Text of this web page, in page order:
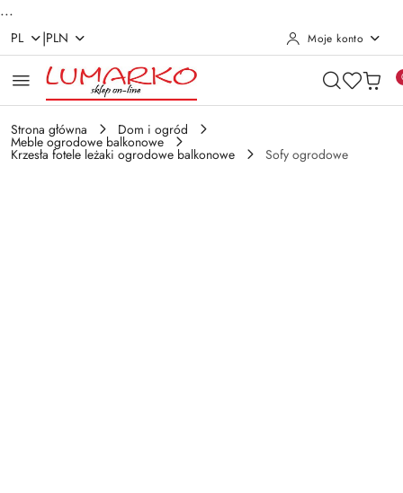
...
Przejdź do treści głównej
Przejdź do wyszukiwarki
Przejdź do moje konto
Przejdź do menu głównego
Przejdź do opisu produktu
Przejdź do stopki
PL |PLN Moje konto
Strona główna Dom i ogród
Meble ogrodowe balkonowe
Krzesła fotele leżaki ogrodowe balkonowe Sofy ogrodowe